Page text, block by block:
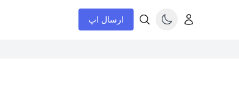
ارسال اپ